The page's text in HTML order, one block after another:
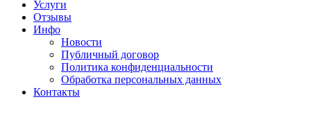
Услуги
Отзывы
Инфо
Новости
Публичный договор
Политика конфиденциальности
Обработка персональных данных
Контакты